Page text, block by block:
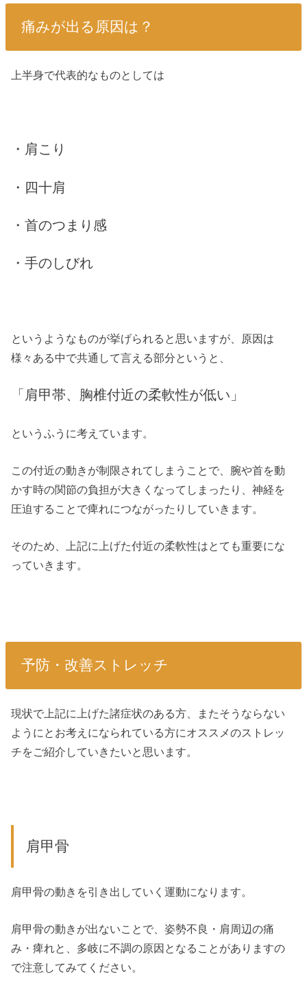
痛みが出る原因は？
上半身で代表的なものとしては
・肩こり
・四十肩
・首のつまり感
・手のしびれ
というようなものが挙げられると思いますが、原因は
様々ある中で共通して言える部分というと、
「肩甲帯、胸椎付近の柔軟性が低い」
というふうに考えています。
この付近の動きが制限されてしまうことで、腕や首を動
かす時の関節の負担が大きくなってしまったり、神経を
圧迫することで痺れにつながったりしていきます。
そのため、上記に上げた付近の柔軟性はとても重要にな
っていきます。
予防・改善ストレッチ
現状で上記に上げた諸症状のある方、またそうならない
ようにとお考えになられている方にオススメのストレッ
チをご紹介していきたいと思います。
肩甲骨
肩甲骨の動きを引き出していく運動になります。
肩甲骨の動きが出ないことで、姿勢不良・肩周辺の痛
み・痺れと、多岐に不調の原因となることがありますの
で注意してみてください。